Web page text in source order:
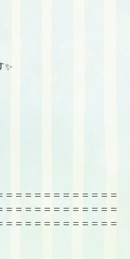
✨
＝＝＝＝＝＝＝＝＝＝＝
＝＝＝＝＝＝＝＝＝＝＝
＝＝＝＝＝＝＝＝＝＝＝